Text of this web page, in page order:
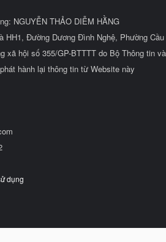
NGUYỄN THẢO DIỄM HẰNG
HH1, Đường Dương Đình Nghệ, Phường
xã hội số 355/GP-BTTTT do Bộ Thông tin
hành lại thông tin từ Website này
dụng